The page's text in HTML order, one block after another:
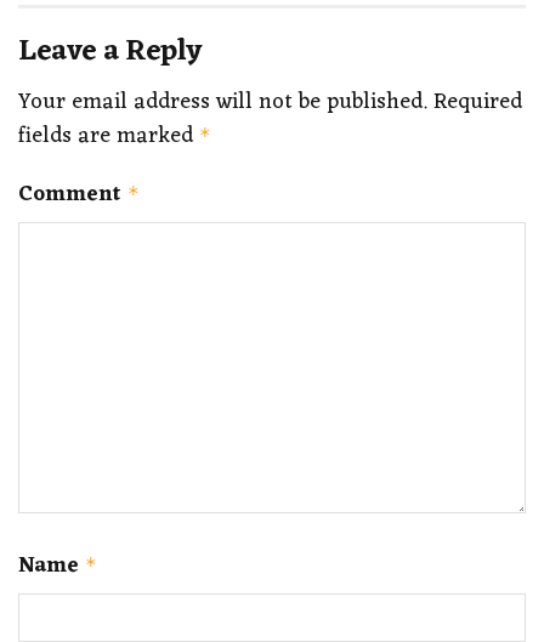
Leave a Reply
Your email address will not be published.Required
fields are marked *
Comment *
Name *